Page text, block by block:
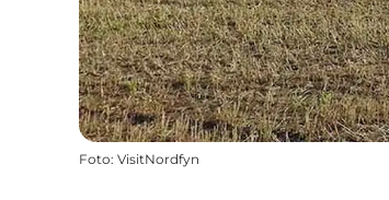
Foto: VisitNordfyn